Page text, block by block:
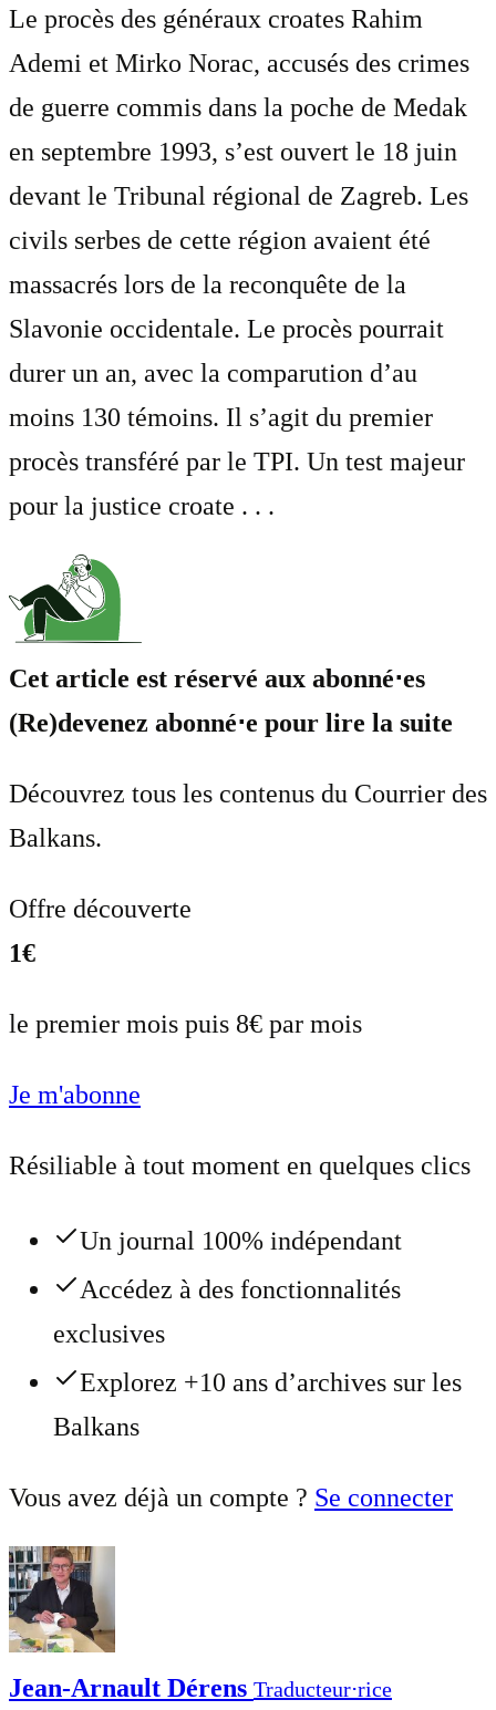
Le procès des généraux croates Rahim
Ademi et Mirko Norac, accusés des crimes
de guerre commis dans la poche de Medak
en septembre 1993, s’est ouvert le 18 juin
devant le Tribunal régional de Zagreb. Les
civils serbes de cette région avaient été
massacrés lors de la reconquête de la
Slavonie occidentale. Le procès pourrait
durer un an, avec la comparution d’au
moins 130 témoins. Il s’agit du premier
procès transféré par le TPI. Un test majeur
pour la justice croate . . .
Cet article est réservé aux abonné⋅es
(Re)devenez abonné⋅e pour lire la suite
Découvrez tous les contenus du Courrier des
Balkans.
Offre découverte
1€
le premier mois puis 8€ par mois
Je m'abonne
Résiliable à tout moment en quelques clics
Un journal 100% indépendant
Accédez à des fonctionnalités
exclusives
Explorez +10 ans d’archives sur les
Balkans
Vous avez déjà un compte ? Se connecter
Jean-Arnault Dérens Traducteur⋅rice